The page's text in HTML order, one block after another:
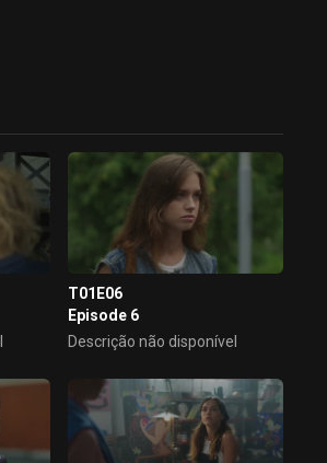
T01E06
Episode 6
Descrição não disponível